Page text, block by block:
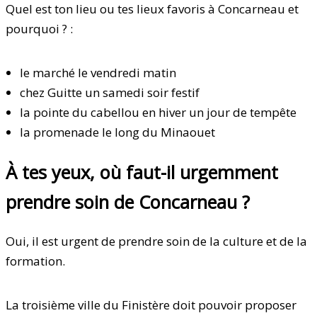
Quel est ton lieu ou tes lieux favoris à Concarneau et
pourquoi ? :
le marché le vendredi matin
chez Guitte un samedi soir festif
la pointe du cabellou en hiver un jour de tempête
la promenade le long du Minaouet
À tes yeux, où faut-il urgemment
prendre soin de Concarneau ?
Oui, il est urgent de prendre soin de la culture et de la
formation.
La troisième ville du Finistère doit pouvoir proposer